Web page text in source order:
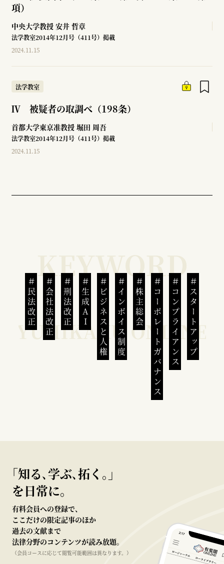
項）
中央大学教授 安井 哲章
法学教室2014年12月号（411号）掲載
2024.11.15
法学教室
Ⅳ 被疑者の取調べ（198条）
首都大学東京准教授 堀田 周吾
法学教室2014年12月号（411号）掲載
2024.11.15
民法改正 会社法改正 刑法改正 生成AI ビジネスと人権インボイス制度 株主総会 コーポレートガバナンスコンプライアンススタートアップ
｢知る､学ぶ､拓く｡｣
を日常に。
有料会員への登録で、
ここだけの限定記事のほか
過去の文献まで
法律分野のコンテンツが読み放題。
（会員コースに応じて閲覧可能範囲は異なります。）